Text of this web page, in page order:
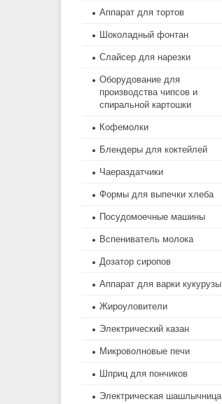
Аппарат для тортов
Шоколадный фонтан
Слайсер для нарезки
Оборудование для
производства чипсов и
спиральной картошки
Кофемолки
Блендеры для коктейлей
Чаераздатчики
Формы для выпечки хлеба
Посудомоечные машины
Вспениватель молока
Дозатор сиропов
Аппарат для варки кукурузы
Жироуловители
Электрический казан
Микроволновые печи
Шприц для пончиков
Электрическая шашлычница